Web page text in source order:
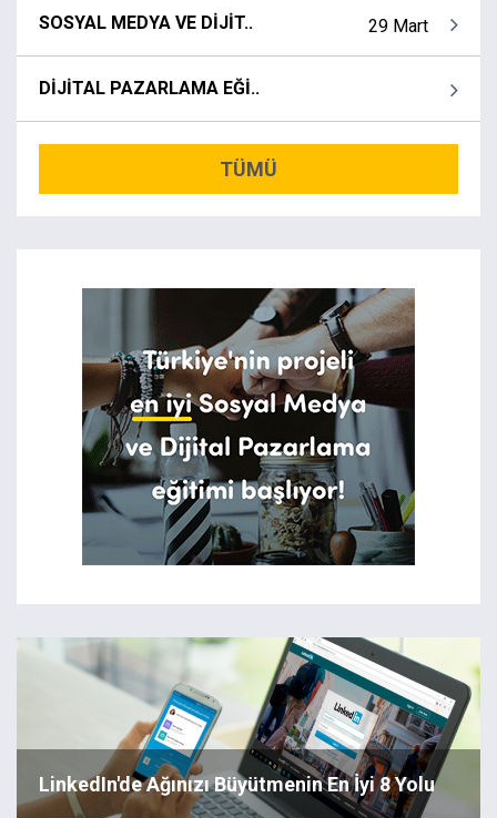
SOSYAL MEDYA VE DİJİT.. 29 Mart
DİJİTAL PAZARLAMA EĞİ..
TÜMÜ
LinkedIn'de Ağınızı Büyütmenin En İyi 8 Yolu